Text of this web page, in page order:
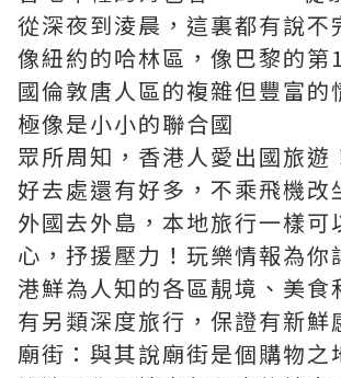
從深夜到淩晨，這裏都有說不
像紐約的哈林區，像巴黎的第
國倫敦唐人區的複雜但豐富的
極像是小小的聯合國
眾所周知，香港人愛出國旅遊
好去處還有好多，不乘飛機改
外國去外島，本地旅行一樣可
心，抒援壓力！玩樂情報為你
港鮮為人知的各區靚境、美食
有另類深度旅行，保證有新鮮
廟街：與其說廟街是個購物之